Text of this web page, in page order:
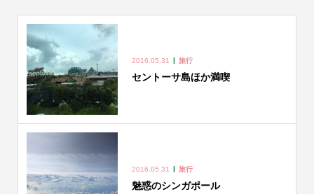
2016.05.31 旅行
セントーサ島ほか満喫
2016.05.31 旅行
魅惑のシンガポール